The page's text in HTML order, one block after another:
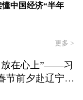
中国经济“半年
是后面的0]
广、牵一发而动
点推进健康中
更多 >
放在心上”——习
节前夕赴辽宁看
部群众纪实